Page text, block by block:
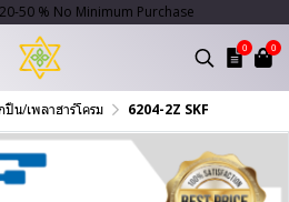
50 % No Minimum Purchase
0 0
น/เพลาฮาร์โครม 6204-2Z SKF